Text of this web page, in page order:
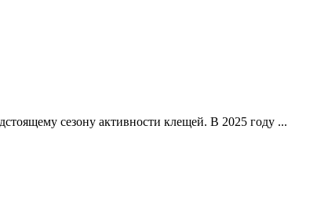
сезону активности клещей. В 2025 году ...